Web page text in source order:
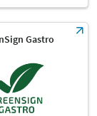
Gastro